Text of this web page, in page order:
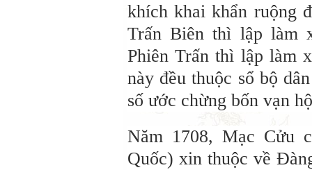
khích khai khẩn ruộng
Trấn Biên thì lập làm
Phiên Trấn thì lập làm
này đều thuộc sổ bộ
số ước chừng bốn vạn
Năm 1708, Mạc Cửu
Quốc) xin thuộc về